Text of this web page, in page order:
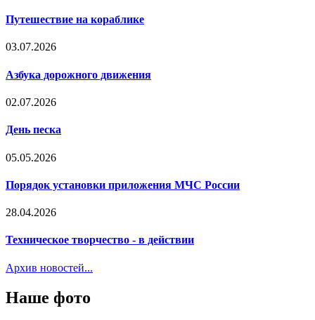
Путешествие на кораблике
03.07.2026
Азбука дорожного движения
02.07.2026
День песка
05.05.2026
Порядок установки приложения МЧС России
28.04.2026
Техническое творчество - в действии
Архив новостей...
Наше фото